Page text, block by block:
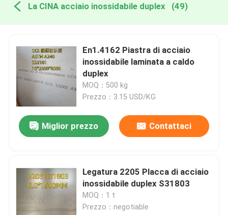
La CINA acciaio inossidabile duplex (49)
En1.4162 Piastra di acciaio
inossidabile laminata a caldo
duplex
MOQ：500 kg
Prezzo：3.15 USD/KG
Miglior prezzo Contattaci
Legatura 2205 Placca di acciaio
inossidabile duplex S31803
MOQ：1 t
Prezzo：negotiable